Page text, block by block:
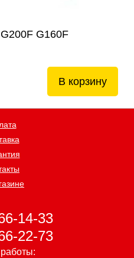
G160F
В корзину
14-33
22-73